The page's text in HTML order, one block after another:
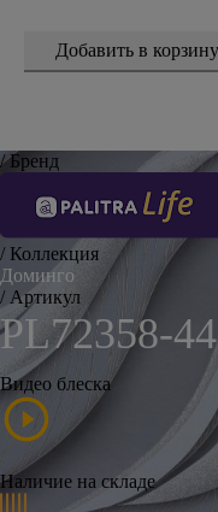
/ Бренд
/ Коллекция
Доминго
/ Артикул
PL72358-44
Видео блеска
Наличие на складе